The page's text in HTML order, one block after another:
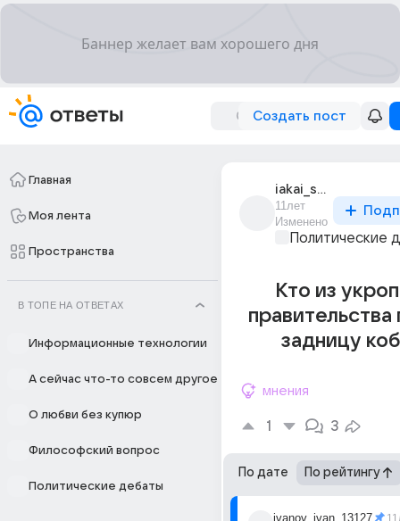
Создать пост
Главная
Моя лента
Пространства
В ТОПЕ НА ОТВЕТАХ
Информационные технологии
А сейчас что-то совсем другое
О любви без купюр
Философский вопрос
Политические дебаты
iakai_salavat
11лет
Изменено
Политические
Кто из
правительства
задницу
мнения
1 3
По дате По рейтингу
ivanov_ivan_13127